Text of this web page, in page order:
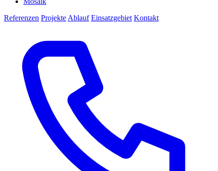
Referenzen Projekte Ablauf Einsatzgebiet Kontakt